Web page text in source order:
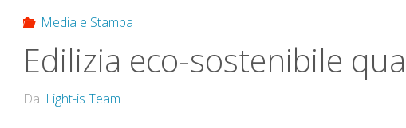
Media e Stampa
Edilizia eco-sostenibile
Da Light-is Team